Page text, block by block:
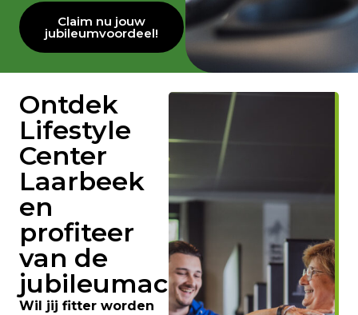
Claim nu jouw
jubileumvoordeel!
Ontdek
Lifestyle
Center
Laarbeek
en
profiteer
van de
jubileumactie!
Wil jij fitter worden